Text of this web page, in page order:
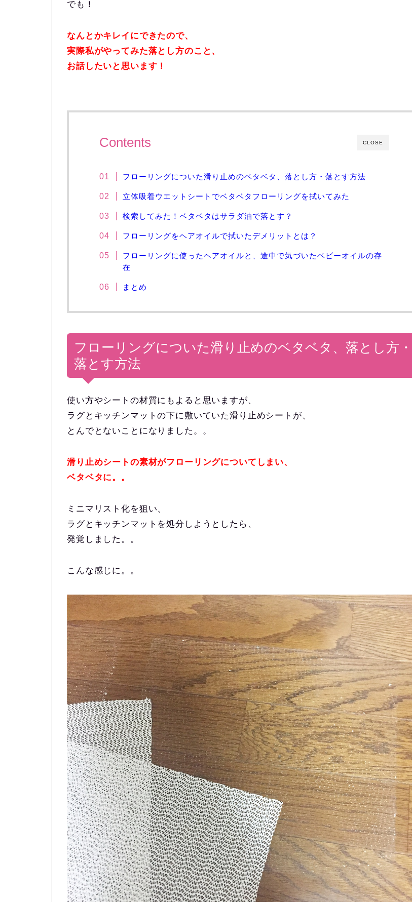
でも！
なんとかキレイにできたので、
実際私がやってみた落とし方のこと、
お話したいと思います！
CLOSE
Contents
フローリングについた滑り止めのベタベタ、落とし方・落とす方法
立体吸着ウエットシートでベタベタフローリングを拭いてみた
検索してみた！ベタベタはサラダ油で落とす？
フローリングをヘアオイルで拭いたデメリットとは？
フローリングに使ったヘアオイルと、途中で気づいたベビーオイルの存
在
まとめ
フローリングについた滑り止めのベタベタ、落とし方・
落とす方法
使い方やシートの材質にもよると思いますが、
ラグとキッチンマットの下に敷いていた滑り止めシートが、
とんでとないことになりました。。
滑り止めシートの素材がフローリングについてしまい、
ベタベタに。。
ミニマリスト化を狙い、
ラグとキッチンマットを処分しようとしたら、
発覚しました。。
こんな感じに。。